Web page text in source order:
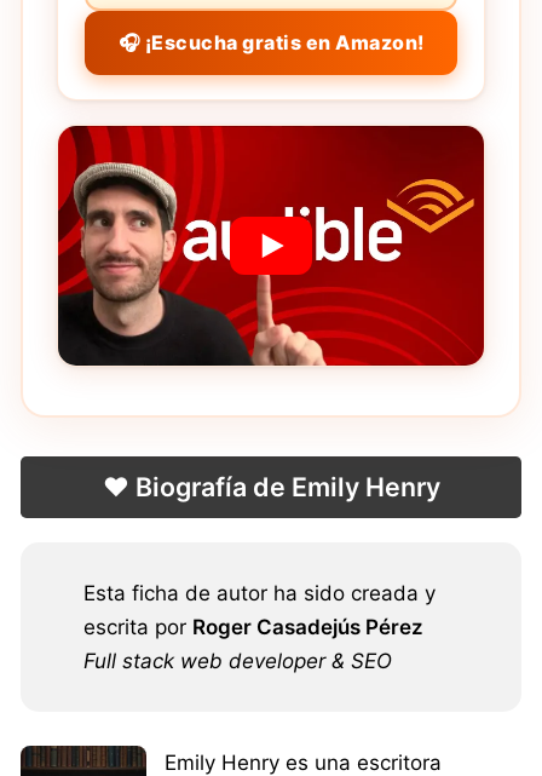
🎧 ¡Escucha gratis en Amazon!
❤️ Biografía de Emily Henry
Esta ficha de autor ha sido creada y
escrita por Roger Casadejús Pérez
Full stack web developer & SEO
Emily Henry es una escritora